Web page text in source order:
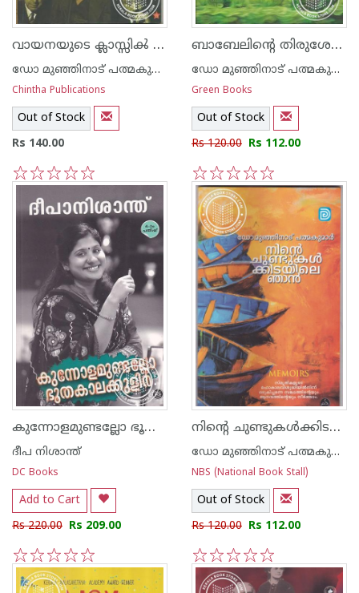
വായനയുടെ ക്ലാസ്സിൿ അനുഭവങ്ങള്‍
ഡോ മുഞ്ഞിനാട് പത്മകുമാര്‍
Chintha Publications
Out of Stock
Rs 140.00
5
4
3
2
1
ബാബേലിന്റെ തിരുശേഷിപ്പുകള്‍
ഡോ മുഞ്ഞിനാട് പത്മകുമാര്‍
Green Books
Out of Stock
Rs 120.00 Rs 112.00
5
4
3
2
1
കുന്നോളമുണ്ടല്ലോ ഭൂതകാലക്കുളിര്‍
ദീപ നിശാന്ത്
DC Books
Add to Cart
Rs 220.00 Rs 209.00
5
4
3
2
1
നിന്റെ ചുണ്ടുകള്‍ക്കിടയിലെ ഞാന്‍
ഡോ മുഞ്ഞിനാട് പത്മകുമാര്‍
NBS (National Book Stall)
Out of Stock
Rs 120.00 Rs 112.00
5
4
3
2
1